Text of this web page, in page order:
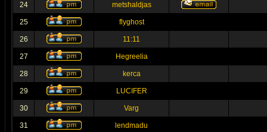
24 metshaldjas
25 flyghost
26 11:11
27 Hegreelia
28 kerca
29 LUCIFER
30 Varg
31 lendmadu